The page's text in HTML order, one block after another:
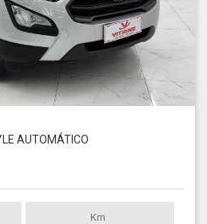
AUTOMÁTICO
Km